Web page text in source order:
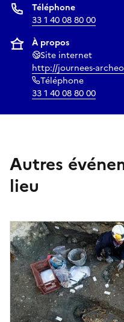
Téléphone
33 1 40 08 80 00
À propos
Site internet
http://journees-
Téléphone
33 1 40 08 80 00
Autres
lieu